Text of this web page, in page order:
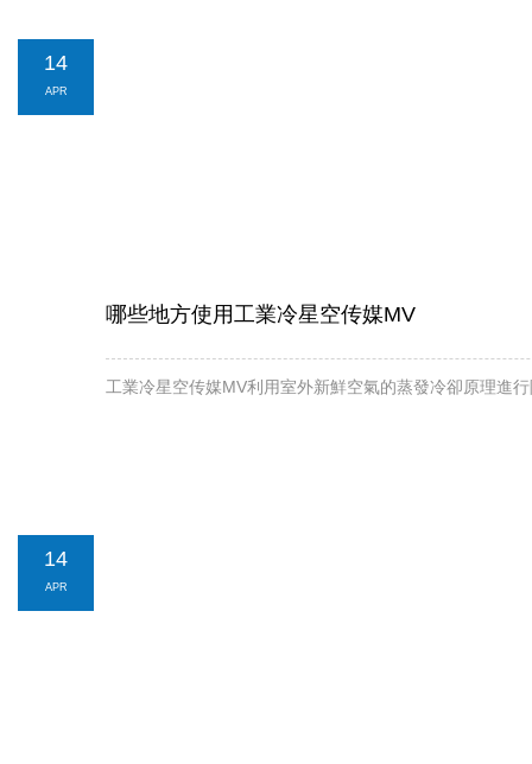
14
APR
哪些地方使用工業冷星空传媒MV
工業冷星空传媒MV利用室外新鮮空氣的蒸發冷卻原理進行降溫
14
APR